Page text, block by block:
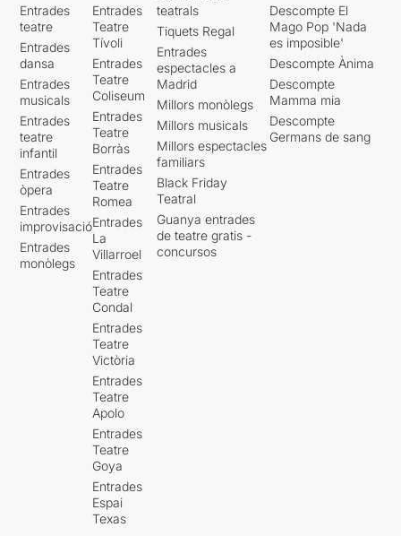
Entrades
teatre
Entrades
dansa
Entrades
musicals
Entrades
teatre
infantil
Entrades
òpera
Entrades
improvisació
Entrades
monòlegs
Entrades
Teatre
Tívoli
Entrades
Teatre
Coliseum
Entrades
Teatre
Borràs
Entrades
Teatre
Romea
Entrades
La
Villarroel
Entrades
Teatre
Condal
Entrades
Teatre
Victòria
Entrades
Teatre
Apolo
Entrades
Teatre
Goya
Entrades
Espai
Texas
teatrals
Tiquets Regal
Entrades
espectacles a
Madrid
Millors monòlegs
Millors musicals
Millors espectacles
familiars
Black Friday
Teatral
Guanya entrades
de teatre gratis -
concursos
Descompte El
Mago Pop 'Nada
es imposible'
Descompte Ànima
Descompte
Mamma mia
Descompte
Germans de sang